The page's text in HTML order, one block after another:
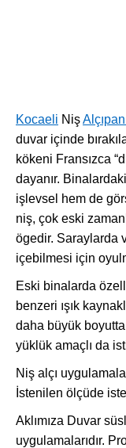
Kocaeli Niş
duvar içinde
kökeni Fransızca
dayanır.
işlevsel hem de
niş, çok eski
ögedir. Saraylarda
içebilmesi için
Eski binalarda
benzeri ışık
daha büyük
yüklük amaçlı da
Niş alçı
İstenilen ölçüde
Aklımıza Duvar
uygulamalarıdır.